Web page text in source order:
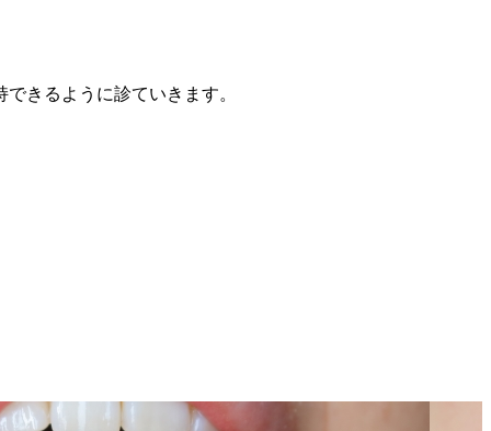
きるように診ていきます。